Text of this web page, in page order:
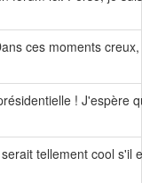
ces moments
! J'espère
tellement cool